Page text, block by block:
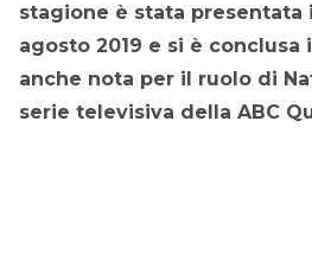
stagione è stata presentata
agosto 2019 e si è conclusa
anche nota per il ruolo di
serie televisiva della ABC